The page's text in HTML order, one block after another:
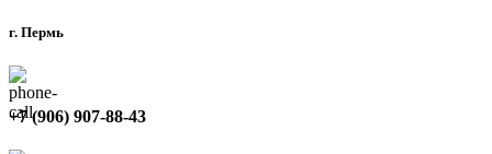
г. Пермь
+7 (906) 907-88-43